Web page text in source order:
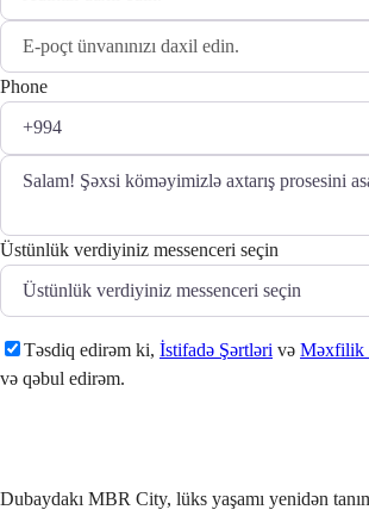
Phone
Üstünlük verdiyiniz messenceri seçin
Təsdiq edirəm ki, İstifadə Şərtləri və Məxfilik
və qəbul edirəm.
Dubaydakı MBR City, lüks yaşamı yenidən